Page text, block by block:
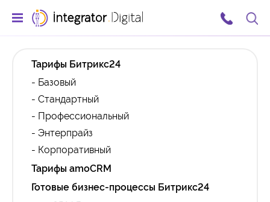
Тарифы Битрикс24
- Базовый
- Стандартный
- Профессиональный
- Энтерпрайз
- Корпоративный
Тарифы amoCRM
Готовые бизнес-процессы Битрикс24